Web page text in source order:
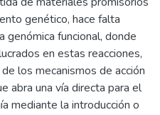
genético, hace falta
genómica funcional, donde
en estas reacciones,
los mecanismos de acción
abra una vía directa para el
mediante la introducción o